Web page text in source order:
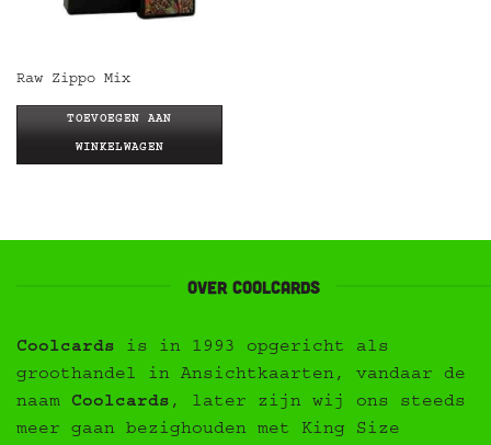
Raw Zippo Mix
TOEVOEGEN AAN
WINKELWAGEN
Over Coolcards
Coolcards is in 1993 opgericht als
groothandel in Ansichtkaarten, vandaar de
naam Coolcards , later zijn wij ons steeds
meer gaan bezighouden met King Size